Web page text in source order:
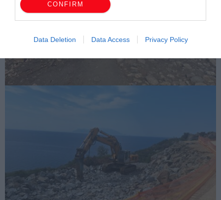
CONFIRM
Data Deletion Data Access Privacy Policy